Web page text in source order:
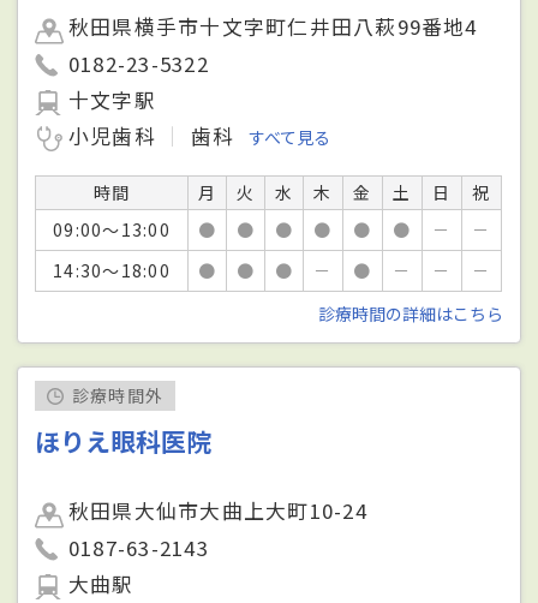
秋田県横手市十文字町仁井田八萩99番地4
0182-23-5322
十文字駅
小児歯科
歯科 すべて見る
時間 月 火 水 木 金 土 日
祝
09:00～13:00
● ● ● ● ● ● －
－
14:30～18:00
● ● ● － ● － －
－
診療時間の詳細はこちら
診療時間外
ほりえ眼科医院
秋田県大仙市大曲上大町10-24
0187-63-2143
大曲駅